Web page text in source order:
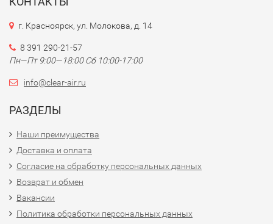
г. Красноярск, ул. Молокова, д. 14
8 391 290-21-57
Пн—Пт 9:00—18:00 Сб 10:00-17:00
info@clear-air.ru
РАЗДЕЛЫ
Наши преимущества
Доставка и оплата
Согласие на обработку персональных данных
Возврат и обмен
Вакансии
Политика обработки персональных данных